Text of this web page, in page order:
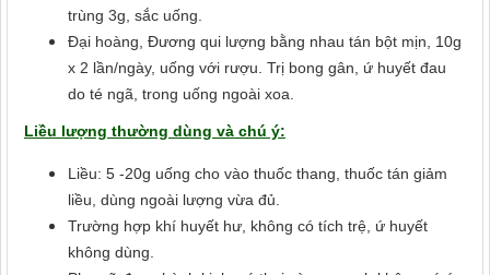
trùng 3g, sắc uống.
Đại hoàng, Đương qui lượng bằng nhau tán bột mịn, 10g
x 2 lần/ngày, uống với rượu. Trị bong gân, ứ huyết đau
do té ngã, trong uống ngoài xoa.
Liều lượng thường dùng và chú ý:
Liều: 5 -20g uống cho vào thuốc thang, thuốc tán giảm
liều, dùng ngoài lượng vừa đủ.
Trường hợp khí huyết hư, không có tích trệ, ứ huyết
không dùng.